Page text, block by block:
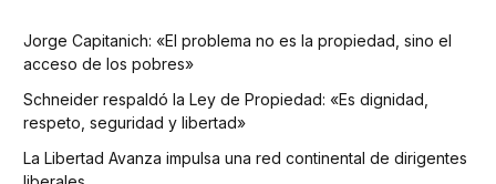
Jorge Capitanich: «El problema no es la propiedad, sino el
acceso de los pobres»
Schneider respaldó la Ley de Propiedad: «Es dignidad,
respeto, seguridad y libertad»
La Libertad Avanza impulsa una red continental de dirigentes